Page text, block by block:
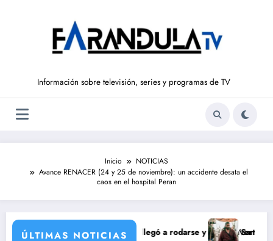
Información sobre televisión, series y programas de TV
Inicio
NOTICIAS
Avance RENACER (24 y 25 de noviembre): un accidente desata el
caos en el hospital Peran
ÚLTIMAS NOTICIAS
de María Castro
Ordóñez que nunca llegó a rodarse y que convertía a Isabel
‘Sandokán’ tendrá